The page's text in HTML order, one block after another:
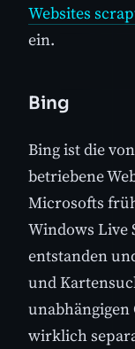
Websites
ein.
Bing
Bing ist die
betriebene
Microsofts
Windows Live
entstanden
und
unabhängigen
wirklich